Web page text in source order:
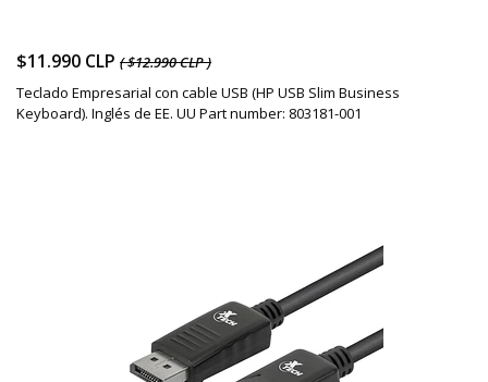
$11.990 CLP ( $12.990 CLP )
Teclado Empresarial con cable USB (HP USB Slim Business
Keyboard). Inglés de EE. UU Part number: 803181-001